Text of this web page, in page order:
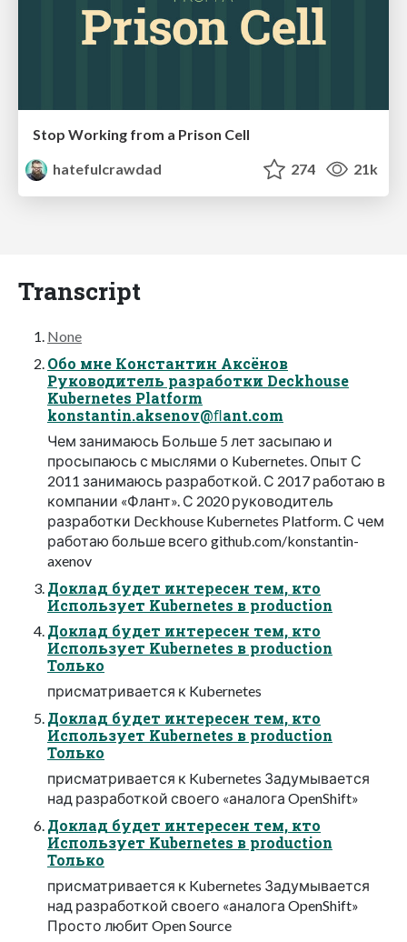
Stop Working from a Prison Cell
hatefulcrawdad
274 21k
Transcript
None
Обо мне Константин Аксёнов
Руководитель разработки Deckhouse
Kubernetes Platform
konstantin.aksenov@ﬂant.com
Чем занимаюсь Больше 5 лет засыпаю и
просыпаюсь с мыслями о Kubernetes. Опыт С
2011 занимаюсь разработкой. С 2017 работаю в
компании «Флант». С 2020 руководитель
разработки Deckhouse Kubernetes Platform. С чем
работаю больше всего github.com/konstantin-
axenov
Доклад будет интересен тем, кто
Использует Kubernetes в production
Доклад будет интересен тем, кто
Использует Kubernetes в production
Только
присматривается к Kubernetes
Доклад будет интересен тем, кто
Использует Kubernetes в production
Только
присматривается к Kubernetes Задумывается
над разработкой своего «аналога OpenShift»
Доклад будет интересен тем, кто
Использует Kubernetes в production
Только
присматривается к Kubernetes Задумывается
над разработкой своего «аналога OpenShift»
Просто любит Open Source